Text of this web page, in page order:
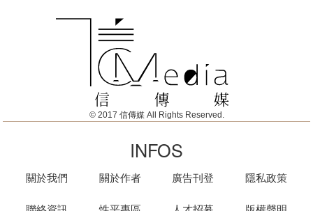
© 2017 信傳媒 All Rights Reserved.
INFOS
關於我們 關於作者 廣告刊登 隱私政策